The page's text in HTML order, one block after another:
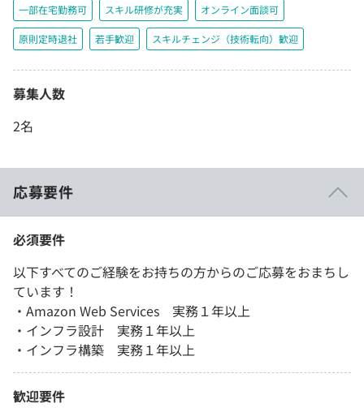
一部在宅勤務可 スキル研修が充実 オンライン面談可
原則定時退社 若手歓迎 スキルチェンジ（技術転向）歓迎
募集人数
2名
応募要件
必須要件
以下すべてのご経験をお持ちの方からのご応募をおまちし
ています！
・Amazon Web Services 実務１年以上
・インフラ設計 実務１年以上
・インフラ構築 実務１年以上
歓迎要件